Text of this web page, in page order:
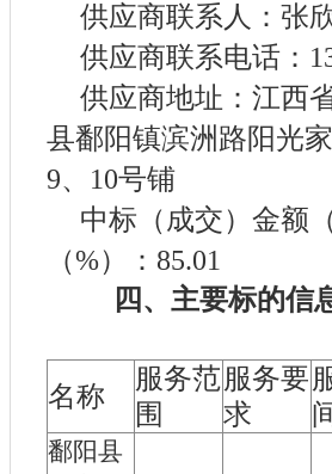
供应商联系人：张
供应商联系电话：
供应商地址：江西
县鄱阳镇滨洲路阳光家
9、10号铺
中标（成交）金额
（%）：85.01
四、主要标的信
名称
服务范
围
服务要
求
鄱阳县